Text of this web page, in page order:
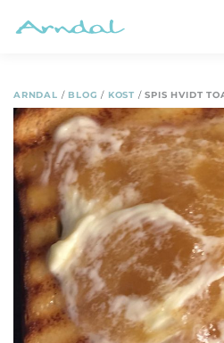
ARNDAL / BLOG / KOST /SPIS HVIDT